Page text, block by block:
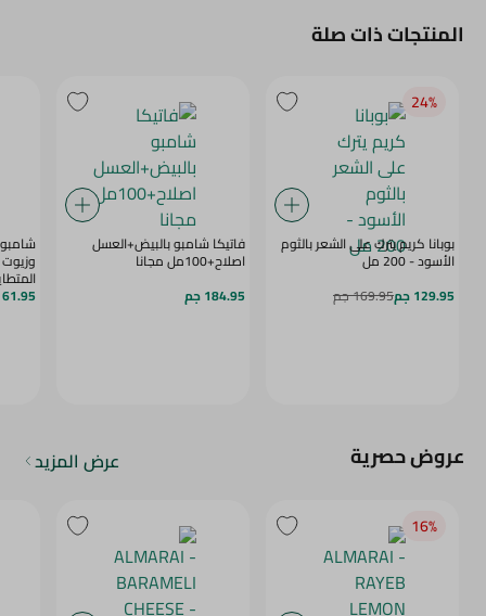
المنتجات ذات صلة
24‎%‎
بوبانا كريم يترك على الشعر بالثوم
الأسود - 200 مل
129.95 جم
169.95 جم
فاتيكا شامبو بالبيض+العسل
اصلاح+100مل مجانا
184.95 جم
- 400 مل
61.95 جم
عروض حصرية عرض المزيد
16‎%‎